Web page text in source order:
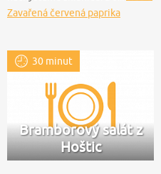
Zavařená červená paprika
30 minut
Bramborový salát z
Hoštic